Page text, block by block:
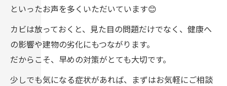
といったお声を多くいただいています😊
カビは放っておくと、見た目の問題だけでなく、健康へ
の影響や建物の劣化にもつながります。
だからこそ、早めの対策がとても大切です。
少しでも気になる症状があれば、まずはお気軽にご相談